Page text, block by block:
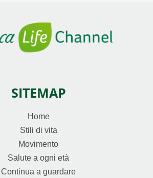
SITEMAP
Home
Stili di vita
Movimento
Salute a ogni età
Continua a guardare